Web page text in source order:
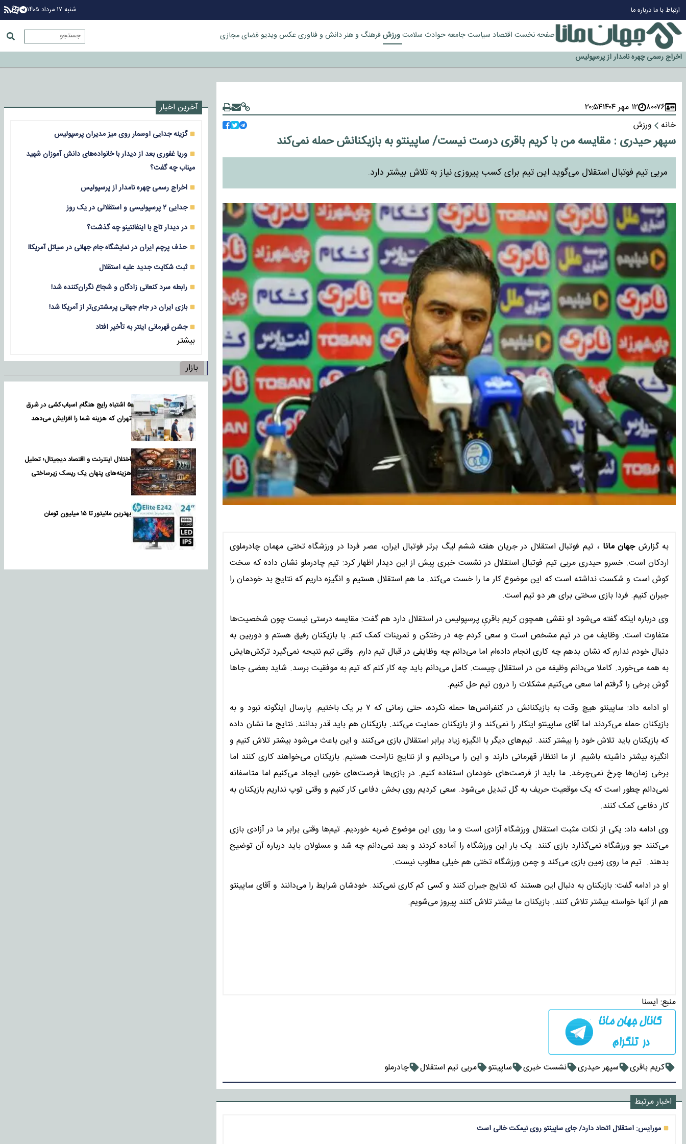
ارتباط با مادرباره ما شنبه ۱۷ مرداد ۱۴۰۵
صفحه نخست اقتصاد سیاستجامعهحوادث سلامتورزشفرهنگ و هنردانش و فناوری عکس ویدیوفضای مجازی
چرا طلا دوباره افزایشی شد؟
گزینه جدایی اوسمار روی میز مدیران پرسپولیس
آیا رئیس جمهور آمریکا قانون را دور می‌زند؟
اخراج رسمی چهره نامدار از پرسپولیس
سازمان اطلاعات سپاه: پروژه دولت ترامپ برای مهار چین، روسیه و اروپا شکست خورد
۸۰۰۷۶ ۱۲ مهر ۱۴۰۴
۲۰:۵۴
خانه
ورزش
سپهر حیدری : مقایسه من با کریم باقری درست نیست/ ساپینتو به بازیکنانش حمله نمی‌کند
مربی تیم فوتبال استقلال می‌گوید این تیم برای کسب پیروزی نیاز به تلاش بیشتر دارد.
به گزارش جهان مانا ، تیم فوتبال استقلال در جریان هفته ششم لیگ برتر فوتبال ایران، عصر فردا در ورزشگاه تختی مهمان چادرملوی
اردکان است. خسرو حیدری مربی تیم فوتبال استقلال در نشست خبری پیش از این دیدار اظهار کرد: تیم چادرملو نشان داده که سخت
کوش است و شکست نداشته است که این موضوع کار ما را خست می‌کند. ما هم استقلال هستیم و انگیزه داریم که نتایج بد خودمان را
جبران کنیم. فردا بازی سختی برای هر دو تیم است.
وی درباره اینکه گفته می‌شود او نقشی همچون کریم باقریِ پرسپولیس در استقلال دارد هم گفت: مقایسه درستی نیست چون شخصیت‌ها
متفاوت است. وظایف من در تیم مشخص است و سعی کردم چه در رختکن و تمرینات کمک کنم. با بازیکنان رفیق هستم و دوربین به
دنبال خودم ندارم که نشان بدهم چه کاری انجام داده‌ام اما می‌دانم چه وظایفی در قبال تیم دارم. وقتی تیم نتیجه نمی‌گیرد ترکش‌هایش
به همه می‌خورد. کاملا می‌دانم وظیفه من در استقلال چیست. کامل می‌دانم باید چه کار کنم که تیم به موفقیت برسد. شاید بعضی جاها
گوش برخی را گرفتم اما سعی می‌کنیم مشکلات را درون تیم حل کنیم.
او ادامه داد: ساپینتو هیچ وقت به بازیکنانش در کنفرانس‌ها حمله نکرده، حتی زمانی که ۷ بر یک باختیم. پارسال اینگونه نبود و به
بازیکنان حمله می‌کردند اما آقای ساپینتو اینکار را نمی‌کند و از بازیکنان حمایت می‌کند. بازیکنان هم باید قدر بدانند. نتایج ما نشان داده
که بازیکنان باید تلاش خود را بیشتر کنند. تیم‌های دیگر با انگیزه زیاد برابر استقلال بازی می‌کنند و این باعث می‌شود بیشتر تلاش کنیم و
انگیزه بیشتر داشیته باشیم. از ما انتظار قهرمانی دارند و این را می‌دانیم و از نتایج ناراحت هستیم. بازیکنان می‌خواهند کاری کنند اما
برخی زمان‌ها چرخ نمی‌چرخد. ما باید از فرصت‌های خودمان استفاده کنیم. در بازی‌ها فرصت‌های خوبی ایجاد می‌کنیم اما متاسفانه
نمی‌دانم چطور است که یک موقعیت حریف به گل تبدیل می‌شود. سعی کردیم روی بخش دفاعی کار کنیم و وقتی توپ نداریم بازیکنان به
کار دفاعی کمک کنند.
وی ادامه داد: یکی از نکات مثبت استقلال ورزشگاه آزادی است و ما روی این موضوع ضربه خوردیم. تیم‌ها وقتی برابر ما در آزادی بازی
می‌کنند جو ورزشگاه نمی‌گذارد بازی کنند. یک بار این ورزشگاه را آماده کردند و بعد نمی‌دانم چه شد و مسئولان باید درباره آن توضیح
بدهند. تیم ما روی زمین بازی می‌کند و چمن ورزشگاه تختی هم خیلی مطلوب نیست.
او در ادامه گفت: بازیکنان به دنبال این هستند که نتایج جبران کنند و کسی کم کاری نمی‌کند. خودشان شرایط را می‌دانند و آقای ساپینتو
هم از آنها خواسته بیشتر تلاش کنند. بازیکنان ما بیشتر تلاش کنند پیروز می‌شویم.
منبع: ايسنا
کریم باقری سپهر حیدری نشست خبری ساپینتو مربی تیم استقلال چادرملو
اخبار مرتبط
مورایس: استقلال اتحاد دارد/ جای ساپینتو روی نیمکت خالی است
آخرین اخبار
گزینه جدایی اوسمار روی میز مدیران پرسپولیس
وریا غفوری بعد از دیدار با خانواده‌های دانش آموزان شهید
میناب چه گفت؟
اخراج رسمی چهره نامدار از پرسپولیس
جدایی ۲ پرسپولیسی و استقلالی در یک روز
در دیدار تاج با اینفانتینو چه گذشت؟
حذف پرچم ایران در نمایشگاه جام جهانی در سیاتل آمریکا!
ثبت شکایت جدید علیه استقلال
رابطه سرد کنعانی زادگان و شجاع نگران‌کننده شد!
بازی‌ ایران در جام جهانی پرمشتری‌تر از آمریکا شد!
جشن قهرمانی اینتر به تأخیر افتاد
بیشتر
بازار
۵ اشتباه رایج هنگام اسباب‌کشی در شرق
تهران که هزینه شما را افزایش می‌دهد
اختلال اینترنت و اقتصاد دیجیتال؛ تحلیل
هزینه‌های پنهان یک ریسک زیرساختی
بهترین مانیتور تا ۱۵ میلیون تومان